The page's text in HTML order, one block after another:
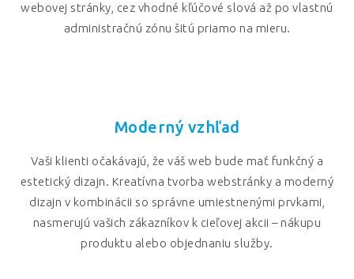
webovej stránky, cez vhodné kľúčové slová až po vlastnú
administračnú zónu šitú priamo na mieru.
Moderný vzhľad
Vaši klienti očakávajú, že váš web bude mať funkčný a
estetický dizajn. Kreatívna tvorba webstránky a moderný
dizajn v kombinácii so správne umiestnenými prvkami,
nasmerujú vašich zákazníkov k cieľovej akcii – nákupu
produktu alebo objednaniu služby.